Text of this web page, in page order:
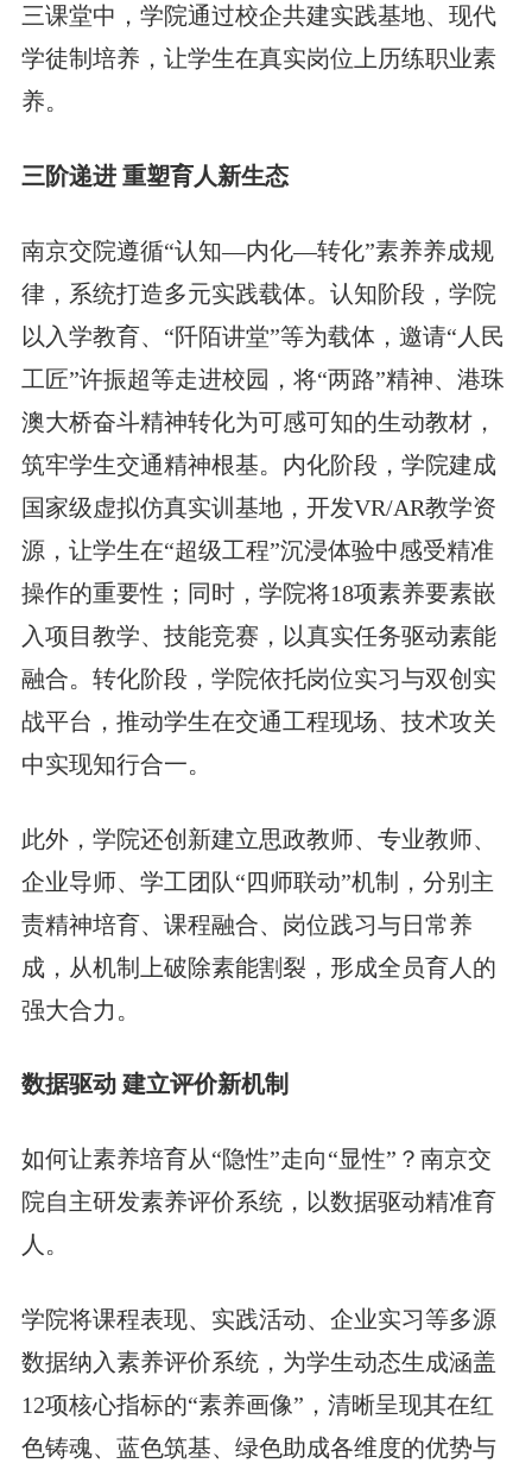
三课堂中，学院通过校企共建实践基地、现代
学徒制培养，让学生在真实岗位上历练职业素
养。
三阶递进 重塑育人新生态
南京交院遵循“认知—内化—转化”素养养成规
律，系统打造多元实践载体。认知阶段，学院
以入学教育、“阡陌讲堂”等为载体，邀请“人民
工匠”许振超等走进校园，将“两路”精神、港珠
澳大桥奋斗精神转化为可感可知的生动教材，
筑牢学生交通精神根基。内化阶段，学院建成
国家级虚拟仿真实训基地，开发VR/AR教学资
源，让学生在“超级工程”沉浸体验中感受精准
操作的重要性；同时，学院将18项素养要素嵌
入项目教学、技能竞赛，以真实任务驱动素能
融合。转化阶段，学院依托岗位实习与双创实
战平台，推动学生在交通工程现场、技术攻关
中实现知行合一。
此外，学院还创新建立思政教师、专业教师、
企业导师、学工团队“四师联动”机制，分别主
责精神培育、课程融合、岗位践习与日常养
成，从机制上破除素能割裂，形成全员育人的
强大合力。
数据驱动 建立评价新机制
如何让素养培育从“隐性”走向“显性”？南京交
院自主研发素养评价系统，以数据驱动精准育
人。
学院将课程表现、实践活动、企业实习等多源
数据纳入素养评价系统，为学生动态生成涵盖
12项核心指标的“素养画像”，清晰呈现其在红
色铸魂、蓝色筑基、绿色助成各维度的优势与